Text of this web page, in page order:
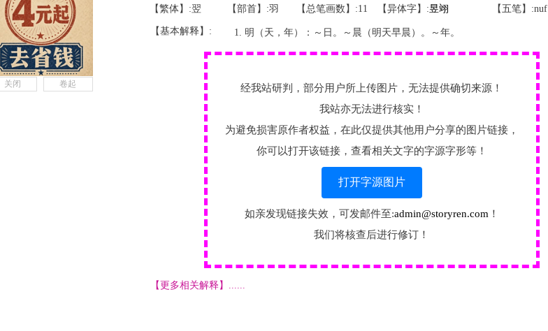
【繁体】:翌 【部首】:羽 【总笔画数】:11 【异体字】:昱翊 【五笔】:nuf
【基本解释】: 明（天，年）：～日。～晨（明天早晨）。～年。
经我站研判，部分用户所上传图片，无法提供确切来源！
我站亦无法进行核实！
为避免损害原作者权益，在此仅提供其他用户分享的图片链接，
你可以打开该链接，查看相关文字的字源字形等！
打开字源图片
如亲发现链接失效，可发邮件至:admin@storyren.com ！
我们将核查后进行修订！
【更多相关解释】......
关闭 卷起